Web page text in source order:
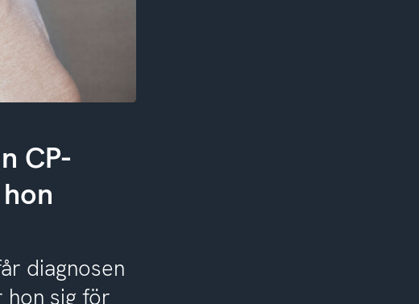
CP-
diagnosen
hon sig för